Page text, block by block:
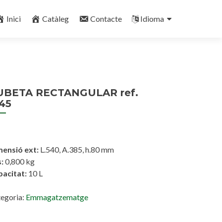
Inici Catàleg Contacte Idioma
RECTANGULAR ref.
ext: L.540, A.385, h.80 mm
0,800 kg
10 L
Emmagatzematge